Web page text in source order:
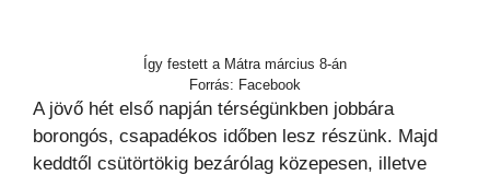
Így festett a Mátra március 8-án
Forrás: Facebook
A jövő hét első napján térségünkben jobbára
borongós, csapadékos időben lesz részünk. Majd
keddtől csütörtökig bezárólag közepesen, illetve